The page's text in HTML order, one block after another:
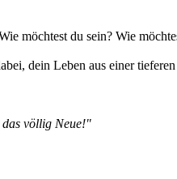
möchtest du sein? Wie
dein Leben aus einer
das völlig Neue!"